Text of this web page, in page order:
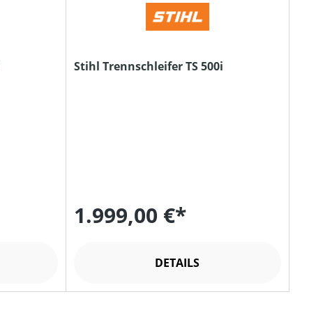
Stihl Trennschleifer TS 500i
1.999,00 €*
DETAILS